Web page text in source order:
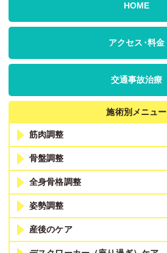
HOME
アクセス･料金
交通事故治療
施術別メニュー
筋肉調整
骨盤調整
全身骨格調整
姿勢調整
産後のケア